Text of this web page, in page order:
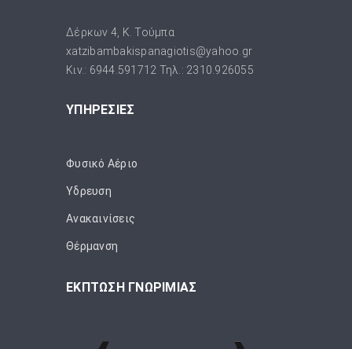
Δέρκων 4, Κ. Τούμπα
xatzibambakispanagiotis@yahoo.gr
Κιν.: 6944.591712 Τηλ.: 2310.926055
ΥΠΗΡΕΣΙΕΣ
Φυσικό Αέριο
Ύδρευση
Ανακαινίσεις
Θέρμανση
ΕΚΠΤΩΣΗ ΓΝΩΡΙΜΙΑΣ